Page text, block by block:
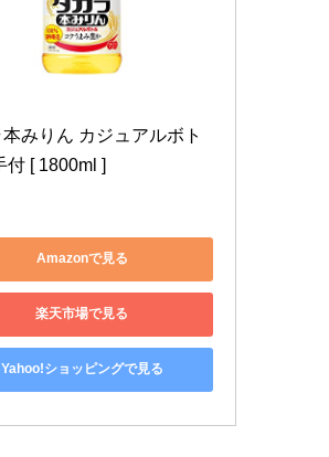
本みりん カジュアルボト
付 [ 1800ml ]
Amazonで見る
楽天市場で見る
Yahoo!ショッピングで見る